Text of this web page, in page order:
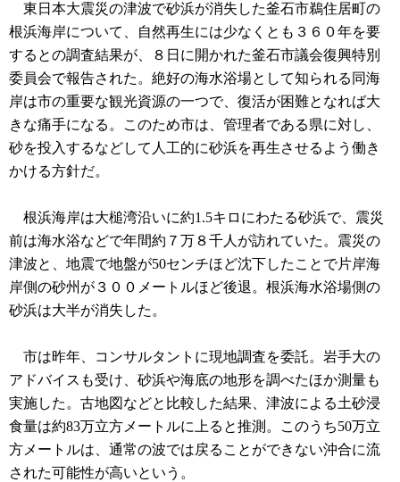
東日本大震災の津波で砂浜が消失した釜石市鵜住居町の
根浜海岸について、自然再生には少なくとも３６０年を要
するとの調査結果が、８日に開かれた釜石市議会復興特別
委員会で報告された。絶好の海水浴場として知られる同海
岸は市の重要な観光資源の一つで、復活が困難となれば大
きな痛手になる。このため市は、管理者である県に対し、
砂を投入するなどして人工的に砂浜を再生させるよう働き
かける方針だ。
根浜海岸は大槌湾沿いに約1.5キロにわたる砂浜で、震災
前は海水浴などで年間約７万８千人が訪れていた。震災の
津波と、地震で地盤が50センチほど沈下したことで片岸海
岸側の砂州が３００メートルほど後退。根浜海水浴場側の
砂浜は大半が消失した。
市は昨年、コンサルタントに現地調査を委託。岩手大の
アドバイスも受け、砂浜や海底の地形を調べたほか測量も
実施した。古地図などと比較した結果、津波による土砂浸
食量は約83万立方メートルに上ると推測。このうち50万立
方メートルは、通常の波では戻ることができない沖合に流
された可能性が高いという。